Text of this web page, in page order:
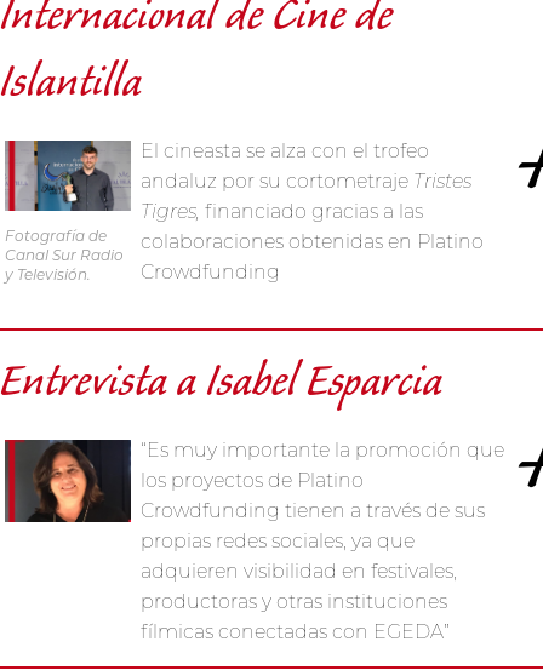
Internacional de Cine de
Islantilla
Fotografía de
Canal Sur Radio
y Televisión.
El cineasta se alza con el trofeo
andaluz por su cortometraje Tristes
Tigres, financiado gracias a las
colaboraciones obtenidas en Platino
Crowdfunding
Entrevista a Isabel Esparcia
“Es muy importante la promoción que
los proyectos de Platino
Crowdfunding tienen a través de sus
propias redes sociales, ya que
adquieren visibilidad en festivales,
productoras y otras instituciones
fílmicas conectadas con EGEDA”